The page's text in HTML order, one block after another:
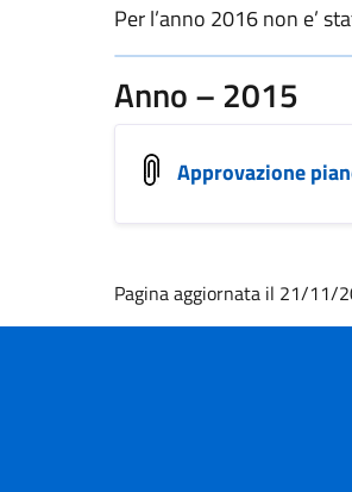
Per l’anno 2016 non e’
Anno – 2015
Approvazione
Pagina aggiornata il 21/11/